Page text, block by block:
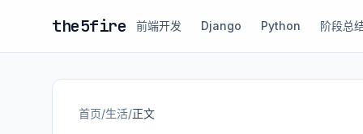
the5fire 前端开发 Django Python 阶段总
首页/生活/正文